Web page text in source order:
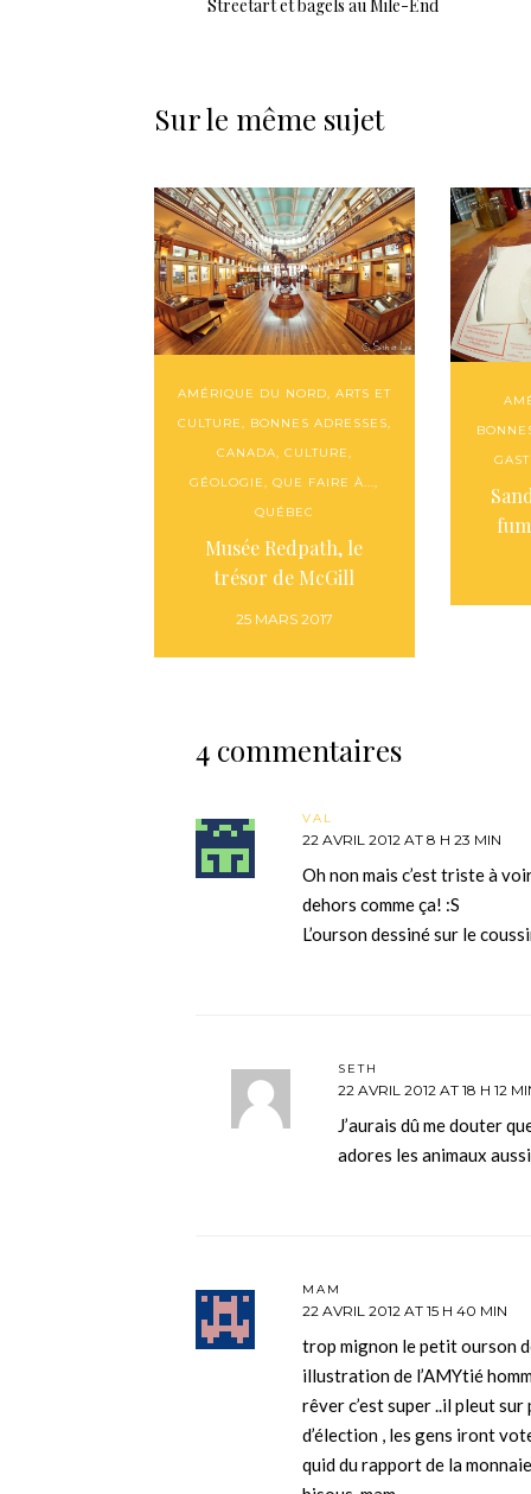
Streetart et bagels au Mile-End
Sur le même sujet
AMÉRIQUE DU NORD
ARTS ET
CULTURE
BONNES ADRESSES
CANADA
CULTURE
GÉOLOGIE
,QUE FAIRE À...
QUÉBEC
Musée Redpath, le
trésor de McGill
25 MARS 2017
4 commentaires
VAL
22 AVRIL 2012 AT 8 H 23 MIN
Oh non mais c’est triste à
dehors comme ça! :S
L’ourson dessiné sur le
SETH
22 AVRIL 2012 AT 18 H 12
J’aurais dû me douter
adores les animaux
MAM
22 AVRIL 2012 AT 15 H 40 MIN
trop mignon le petit ourson
illustration de l’AMYtié
rêver c’est super ..il pleut
d’élection , les gens iront
quid du rapport de la